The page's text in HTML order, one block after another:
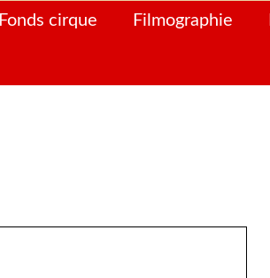
Fonds cirque Filmographie